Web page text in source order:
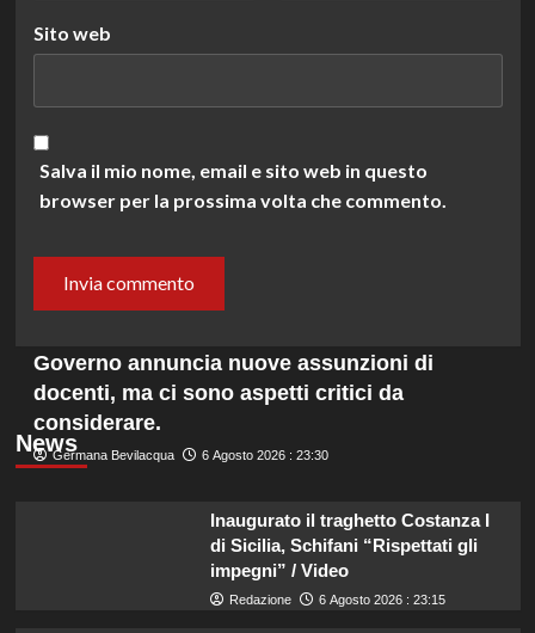
Sito web
Salva il mio nome, email e sito web in questo
browser per la prossima volta che commento.
News
Governo annuncia nuove assunzioni di
docenti, ma ci sono aspetti critici da
considerare.
Germana Bevilacqua 6 Agosto 2026 : 23:30
Inaugurato il traghetto Costanza I
di Sicilia, Schifani “Rispettati gli
impegni” / Video
Redazione 6 Agosto 2026 : 23:15